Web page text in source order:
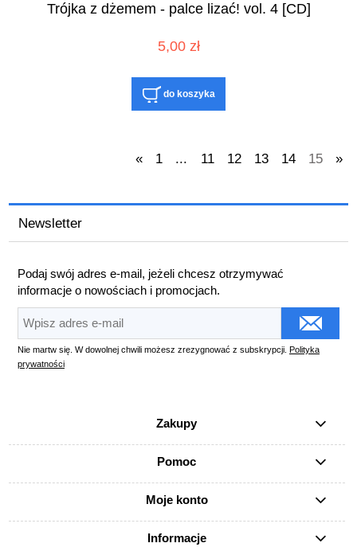
Trójka z dżemem - palce lizać! vol. 4 [CD]
5,00 zł
do koszyka
« 1 ... 11 12 13 14 15 »
Newsletter
Podaj swój adres e-mail, jeżeli chcesz otrzymywać
informacje o nowościach i promocjach.
Nie martw się. W dowolnej chwili możesz zrezygnować z subskrypcji. Polityka
prywatności
Zakupy
Pomoc
Moje konto
Informacje